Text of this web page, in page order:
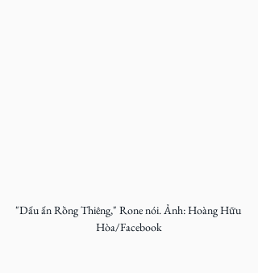
"Dấu ấn Rồng Thiêng," Rone nói. Ảnh: Hoàng Hữu
Hòa/Facebook